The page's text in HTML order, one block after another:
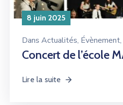
8 juin 2025
Dans Actualités‚ Évènement‚
Concert de l’école
Lire la suite